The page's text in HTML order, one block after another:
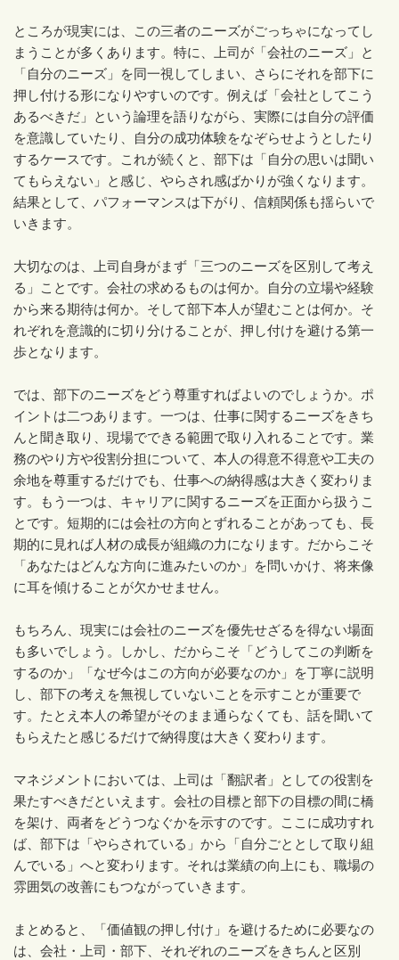
ところが現実には、この三者のニーズがごっちゃになってし
まうことが多くあります。特に、上司が「会社のニーズ」と
「自分のニーズ」を同一視してしまい、さらにそれを部下に
押し付ける形になりやすいのです。例えば「会社としてこう
あるべきだ」という論理を語りながら、実際には自分の評価
を意識していたり、自分の成功体験をなぞらせようとしたり
するケースです。これが続くと、部下は「自分の思いは聞い
てもらえない」と感じ、やらされ感ばかりが強くなります。
結果として、パフォーマンスは下がり、信頼関係も揺らいで
いきます。
大切なのは、上司自身がまず「三つのニーズを区別して考え
る」ことです。会社の求めるものは何か。自分の立場や経験
から来る期待は何か。そして部下本人が望むことは何か。そ
れぞれを意識的に切り分けることが、押し付けを避ける第一
歩となります。
では、部下のニーズをどう尊重すればよいのでしょうか。ポ
イントは二つあります。一つは、仕事に関するニーズをきち
んと聞き取り、現場でできる範囲で取り入れることです。業
務のやり方や役割分担について、本人の得意不得意や工夫の
余地を尊重するだけでも、仕事への納得感は大きく変わりま
す。もう一つは、キャリアに関するニーズを正面から扱うこ
とです。短期的には会社の方向とずれることがあっても、長
期的に見れば人材の成長が組織の力になります。だからこそ
「あなたはどんな方向に進みたいのか」を問いかけ、将来像
に耳を傾けることが欠かせません。
もちろん、現実には会社のニーズを優先せざるを得ない場面
も多いでしょう。しかし、だからこそ「どうしてこの判断を
するのか」「なぜ今はこの方向が必要なのか」を丁寧に説明
し、部下の考えを無視していないことを示すことが重要で
す。たとえ本人の希望がそのまま通らなくても、話を聞いて
もらえたと感じるだけで納得度は大きく変わります。
マネジメントにおいては、上司は「翻訳者」としての役割を
果たすべきだといえます。会社の目標と部下の目標の間に橋
を架け、両者をどうつなぐかを示すのです。ここに成功すれ
ば、部下は「やらされている」から「自分ごととして取り組
んでいる」へと変わります。それは業績の向上にも、職場の
雰囲気の改善にもつながっていきます。
まとめると、「価値観の押し付け」を避けるために必要なの
は、会社・上司・部下、それぞれのニーズをきちんと区別